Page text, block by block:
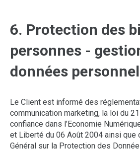
6. Protection des
personnes -
données
Le Client est informé des
communication marketing, la loi du
confiance dans l’Economie
et Liberté du 06 Août 2004 ainsi que
Général sur la Protection des